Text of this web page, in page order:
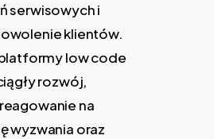
serwisowych i
klientów.
low code
rozwój,
na
wyzwania oraz